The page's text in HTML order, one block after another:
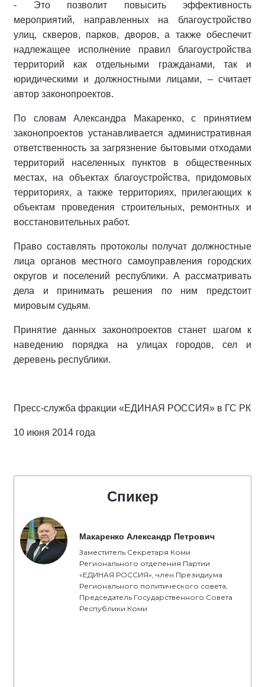
- Это позволит повысить эффективность
мероприятий, направленных на благоустройство
улиц, скверов, парков, дворов, а также обеспечит
надлежащее исполнение правил благоустройства
территорий как отдельными гражданами, так и
юридическими и должностными лицами, – считает
автор законопроектов.
По словам Александра Макаренко, с принятием
законопроектов устанавливается административная
ответственность за загрязнение бытовыми отходами
территорий населенных пунктов в общественных
местах, на объектах благоустройства, придомовых
территориях, а также территориях, прилегающих к
объектам проведения строительных, ремонтных и
восстановительных работ.
Право составлять протоколы получат должностные
лица органов местного самоуправления городских
округов и поселений республики. А рассматривать
дела и принимать решения по ним предстоит
мировым судьям.
Принятие данных законопроектов станет шагом к
наведению порядка на улицах городов, сел и
деревень республики.
Пресс-служба фракции «ЕДИНАЯ РОССИЯ» в ГС РК
10 июня 2014 года
Спикер
Макаренко Александр Петрович
Заместитель Секретаря Коми
Регионального отделения Партии
«ЕДИНАЯ РОССИЯ», член Президиума
Регионального политического совета,
Председатель Государственного Совета
Республики Коми